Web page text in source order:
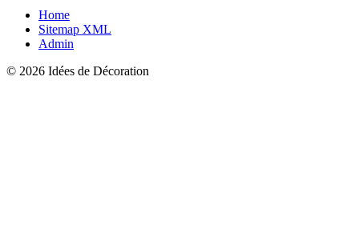
Home
Sitemap XML
Admin
© 2026 Idées de Décoration